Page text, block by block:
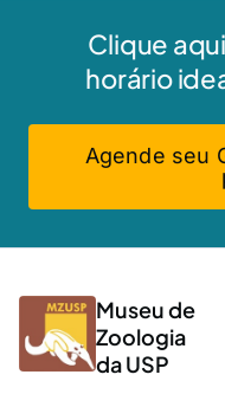
Clique
horário
Agende seu
Museu de
Zoologia
da USP